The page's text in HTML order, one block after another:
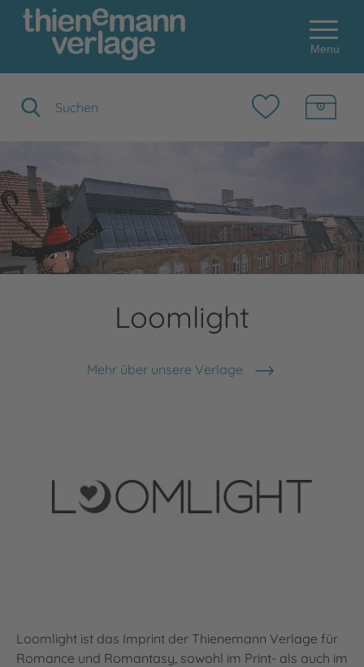
Menu
Loomlight
Mehr über unsere Verlage
Loomlight ist das Imprint der Thienemann Verlage für
Romance und Romantasy, sowohl im Print- als auch im